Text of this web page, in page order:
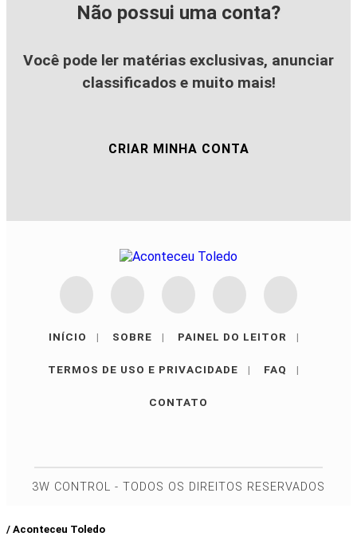
Não possui uma conta?
Você pode ler matérias exclusivas, anunciar
classificados e muito mais!
CRIAR MINHA CONTA
INÍCIO | SOBRE | PAINEL DO LEITOR |
TERMOS DE USO E PRIVACIDADE | FAQ |
CONTATO
3W CONTROL - TODOS OS DIREITOS RESERVADOS
/ Aconteceu Toledo